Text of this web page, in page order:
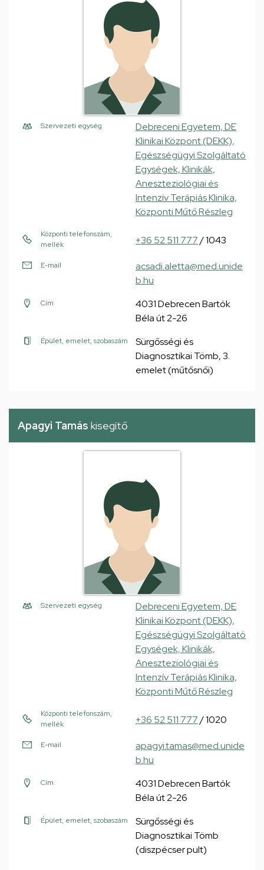
Szervezeti egység
Debreceni Egyetem, DE
Klinikai Központ (DEKK),
Egészségügyi Szolgáltató
Egységek, Klinikák,
Aneszteziológiai és
Intenzív Terápiás Klinika,
Központi Műtő Részleg
Központi telefonszám,
mellék
+36 52 511 777/ 1043
E-mail
acsadi.aletta@med.unide
b.hu
Cím
4031 Debrecen Bartók
Béla út 2-26
Épület, emelet, szobaszám
Sürgősségi és
Diagnosztikai Tömb, 3.
emelet (műtősnői)
Apagyi Tamás kisegítő
Szervezeti egység
Debreceni Egyetem, DE
Klinikai Központ (DEKK),
Egészségügyi Szolgáltató
Egységek, Klinikák,
Aneszteziológiai és
Intenzív Terápiás Klinika,
Központi Műtő Részleg
Központi telefonszám,
mellék
+36 52 511 777/ 1020
E-mail
apagyi.tamas@med.unide
b.hu
Cím
4031 Debrecen Bartók
Béla út 2-26
Épület, emelet, szobaszám
Sürgősségi és
Diagnosztikai Tömb
(diszpécser pult)